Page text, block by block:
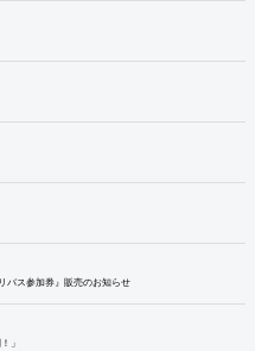
バス参加券』販売のお知らせ
」